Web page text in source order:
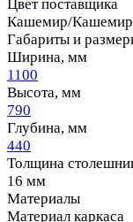
Цвет поставщика
Кашемир/Кашемир
Габариты и
Ширина, мм
1100
Высота, мм
790
Глубина, мм
440
Толщина
16 мм
Материалы
Материал каркаса